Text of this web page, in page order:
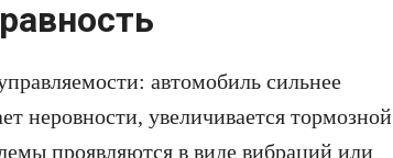
автомобиль сильнее
неровности, увеличивается тормозной
проявляются в виде вибраций или